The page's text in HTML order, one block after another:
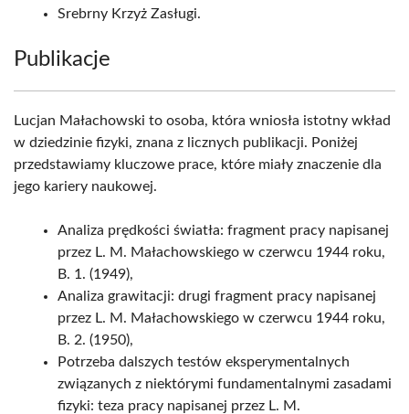
Srebrny Krzyż Zasługi.
Publikacje
Lucjan Małachowski to osoba, która wniosła istotny wkład
w dziedzinie fizyki, znana z licznych publikacji. Poniżej
przedstawiamy kluczowe prace, które miały znaczenie dla
jego kariery naukowej.
Analiza prędkości światła: fragment pracy napisanej
przez L. M. Małachowskiego w czerwcu 1944 roku,
B. 1. (1949),
Analiza grawitacji: drugi fragment pracy napisanej
przez L. M. Małachowskiego w czerwcu 1944 roku,
B. 2. (1950),
Potrzeba dalszych testów eksperymentalnych
związanych z niektórymi fundamentalnymi zasadami
fizyki: teza pracy napisanej przez L. M.